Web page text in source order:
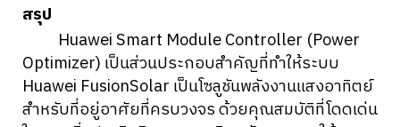
สรุป
Huawei Smart Module Controller (Power
Optimizer) เป็นส่วนประกอบสำคัญที่ทำให้ระบบ
Huawei FusionSolar เป็นโซลูชันพลังงานแสงอาทิตย์
สำหรับที่อยู่อาศัยที่ครบวงจร ด้วยคุณสมบัติที่โดดเด่น